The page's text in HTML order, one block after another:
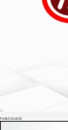
PUBLICIDADE